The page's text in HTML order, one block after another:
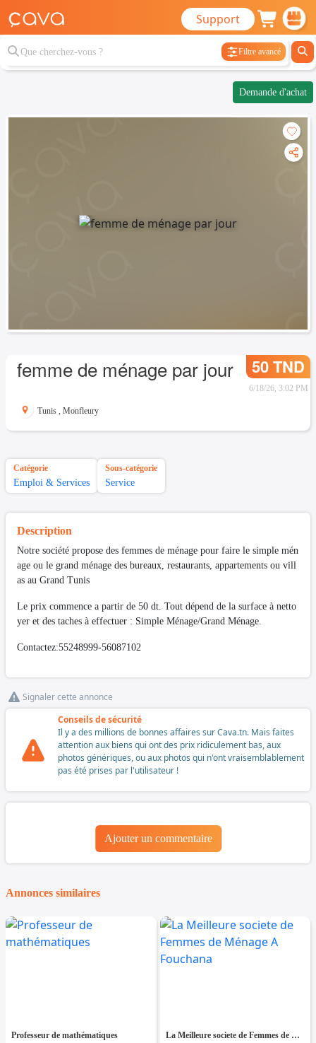
Support
Filtre avancé
Demande d'achat
femme de ménage par jour 50 TND
6/18/26, 3:02 PM
Tunis , Monfleury
Catégorie
Emploi & Services
Sous-catégorie
Service
Description
Notre société propose des femmes de ménage pour faire le simple mén
age ou le grand ménage des bureaux, restaurants, appartements ou vill
as au Grand Tunis
Le prix commence a partir de 50 dt. Tout dépend de la surface à netto
yer et des taches à effectuer : Simple Ménage/Grand Ménage.
Contactez:55248999-56087102
Signaler cette annonce
Conseils de sécurité
Il y a des millions de bonnes affaires sur Cava.tn. Mais faites
attention aux biens qui ont des prix ridiculement bas, aux
photos génériques, ou aux photos qui n'ont vraisemblablement
pas été prises par l'utilisateur !
Ajouter un commentaire
Annonces similaires
Professeur de mathématiques La Meilleure societe de Femmes de Ménage A Fouchana